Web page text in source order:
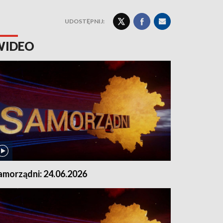
UDOSTĘPNIJ:
24.06.2026